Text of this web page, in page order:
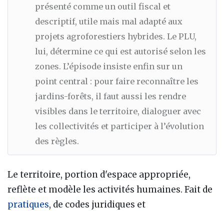
présenté comme un outil fiscal et
descriptif, utile mais mal adapté aux
projets agroforestiers hybrides. Le PLU,
lui, détermine ce qui est autorisé selon les
zones. L’épisode insiste enfin sur un
point central : pour faire reconnaître les
jardins-forêts, il faut aussi les rendre
visibles dans le territoire, dialoguer avec
les collectivités et participer à l’évolution
des règles.
Le territoire, portion d'espace appropriée,
reflète et modèle les activités humaines. Fait de
pratiques, de codes juridiques et